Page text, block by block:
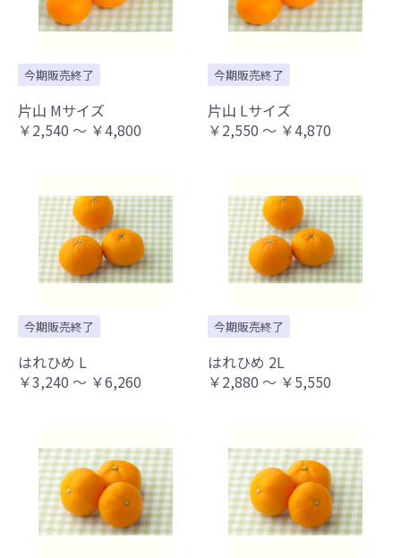
今期販売終了
片山 Mサイズ
￥2,540 ～ ￥4,800
今期販売終了
片山 Lサイズ
￥2,550 ～ ￥4,870
今期販売終了
はれひめ L
￥3,240 ～ ￥6,260
今期販売終了
はれひめ 2L
￥2,880 ～ ￥5,550